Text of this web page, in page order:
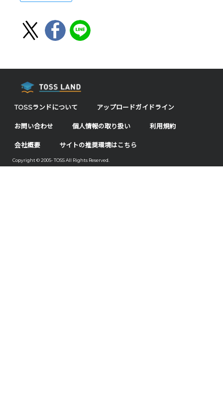
TOSSランドについて アップロードガイドライン
お問い合わせ 個人情報の取り扱い 利用規約
会社概要 サイトの推奨環境はこちら
Copyright © 2005- TOSS All Rights Reserved.